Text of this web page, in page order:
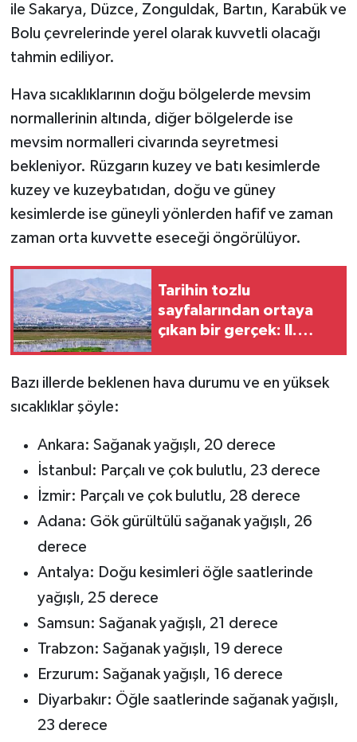
ile Sakarya, Düzce, Zonguldak, Bartın, Karabük ve
Bolu çevrelerinde yerel olarak kuvvetli olacağı
tahmin ediliyor.
Hava sıcaklıklarının doğu bölgelerde mevsim
normallerinin altında, diğer bölgelerde ise
mevsim normalleri civarında seyretmesi
bekleniyor. Rüzgarın kuzey ve batı kesimlerde
kuzey ve kuzeybatıdan, doğu ve güney
kesimlerde ise güneyli yönlerden hafif ve zaman
zaman orta kuvvette eseceği öngörülüyor.
Tarihin tozlu
sayfalarından ortaya
çıkan bir gerçek: II.
petrolünün peşindeydi
Bazı illerde beklenen hava durumu ve en yüksek
sıcaklıklar şöyle:
Ankara: Sağanak yağışlı, 20 derece
İstanbul: Parçalı ve çok bulutlu, 23 derece
İzmir: Parçalı ve çok bulutlu, 28 derece
Adana: Gök gürültülü sağanak yağışlı, 26
derece
Antalya: Doğu kesimleri öğle saatlerinde
yağışlı, 25 derece
Samsun: Sağanak yağışlı, 21 derece
Trabzon: Sağanak yağışlı, 19 derece
Erzurum: Sağanak yağışlı, 16 derece
Diyarbakır: Öğle saatlerinde sağanak yağışlı,
23 derece